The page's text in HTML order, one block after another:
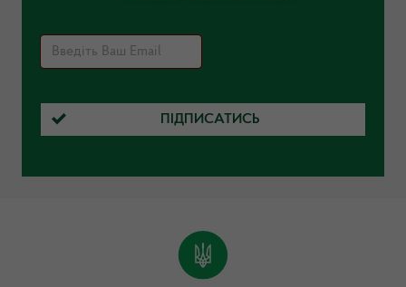
ПІДПИСАТИСЬ